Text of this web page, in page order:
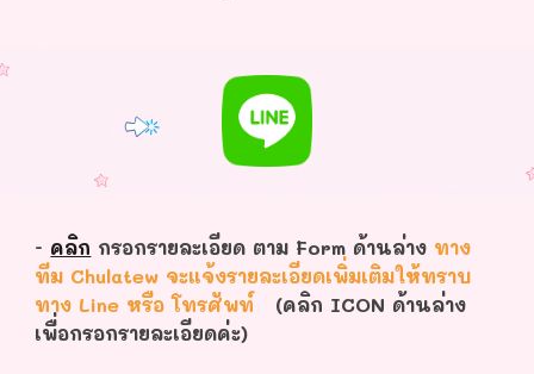
- คลิก กรอกรายละเอียด ตาม Form ด้านล่าง ทาง
ทีม Chulatew จะแจ้งรายละเอียดเพิ่มเติมให้ทราบ
ทาง Line หรือ โทรศัพท์
(คลิก ICON ด้านล่าง
เพื่อกรอกรายละเอียดค่ะ)